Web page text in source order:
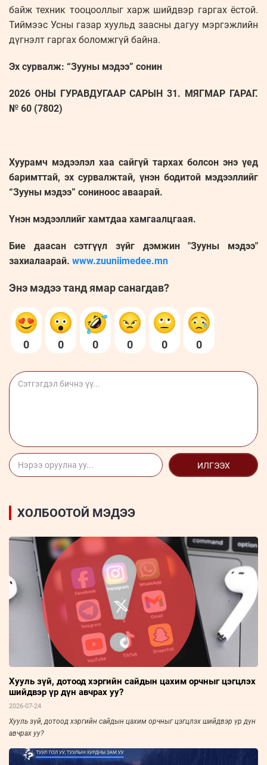
байж техник тооцооллыг харж шийдвэр гаргах ёстой.
Тиймээс Усны газар хуульд заасны дагуу мэргэжлийн
дүгнэлт гаргах боломжгүй байна.
Эх сурвалж: “Зууны мэдээ” сонин
2026 ОНЫ ГУРАВДУГААР САРЫН 31. МЯГМАР ГАРАГ.
№ 60 (7802)
Хуурамч мэдээлэл хаа сайгүй тархах болсон энэ үед
баримттай, эх сурвалжтай, үнэн бодитой мэдээллийг
“Зууны мэдээ” сониноос аваарай.
Үнэн мэдээллийг хамтдаа хамгаалцгаая.
Бие даасан сэтгүүл зүйг дэмжин "Зууны мэдээ"
захиалаарай. www.zuuniimedee.mn
Энэ мэдээ танд ямар санагдав?
0 0 0 0 0 0
ИЛГЭЭХ
ХОЛБООТОЙ МЭДЭЭ
Хууль зүй, дотоод хэргийн сайдын цахим орчныг цэгцлэх
шийдвэр үр дүн авчрах уу?
2026-07-24
Хууль зүй, дотоод хэргийн сайдын цахим орчныг цэгцлэх шийдвэр үр дүн
авчрах уу?